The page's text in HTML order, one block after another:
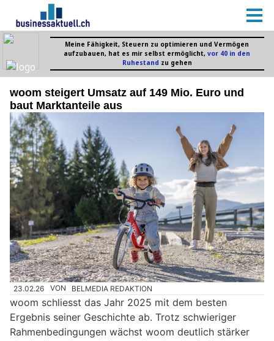
woom steigert Umsatz auf 149 Mio. Euro und
baut Marktanteile aus
23.02.26 VON BELMEDIA REDAKTION
woom schliesst das Jahr 2025 mit dem besten
Ergebnis seiner Geschichte ab. Trotz schwieriger
Rahmenbedingungen wächst woom deutlich stärker